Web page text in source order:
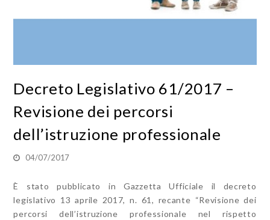
Decreto Legislativo 61/2017 –
Revisione dei percorsi
dell’istruzione professionale
04/07/2017
È stato pubblicato in Gazzetta Ufficiale il decreto
legislativo 13 aprile 2017, n. 61, recante “Revisione dei
percorsi dell’istruzione professionale nel rispetto